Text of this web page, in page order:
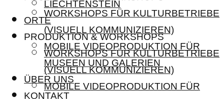
WORKSHOPS FÜR KULTURBETRIEBE
(VISUELL KOMMUNIZIEREN)
MOBILE VIDEOPRODUKTION FÜR
MUSEEN UND GALERIEN
ÜBER UNS
KONTAKT
LIECHTENSTEIN
ORTE
PRODUKTION & WORKSHOPS
WORKSHOPS FÜR KULTURBETRIEBE
(VISUELL KOMMUNIZIEREN)
MOBILE VIDEOPRODUKTION FÜR